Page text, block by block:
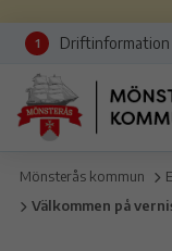
1 Driftinformation
Mönsterås kommun
Välkommen på